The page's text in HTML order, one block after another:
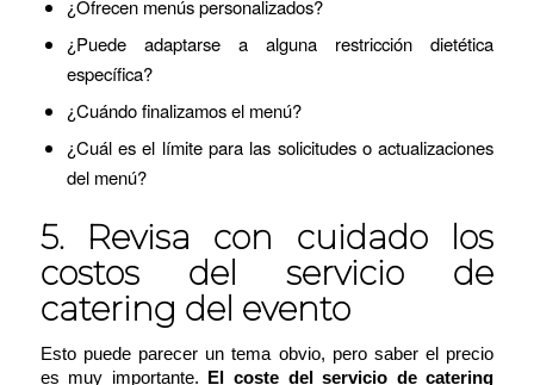
¿Ofrecen menús personalizados?
¿Puede adaptarse a alguna restricción dietética
específica?
¿Cuándo finalizamos el menú?
¿Cuál es el límite para las solicitudes o actualizaciones
del menú?
5. Revisa con cuidado los
costos del servicio de
catering del evento
Esto puede parecer un tema obvio, pero saber el precio
es muy importante. El coste del servicio de catering